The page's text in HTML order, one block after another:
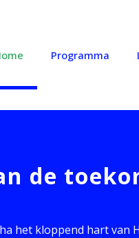
Programma
de
het kloppend hart van